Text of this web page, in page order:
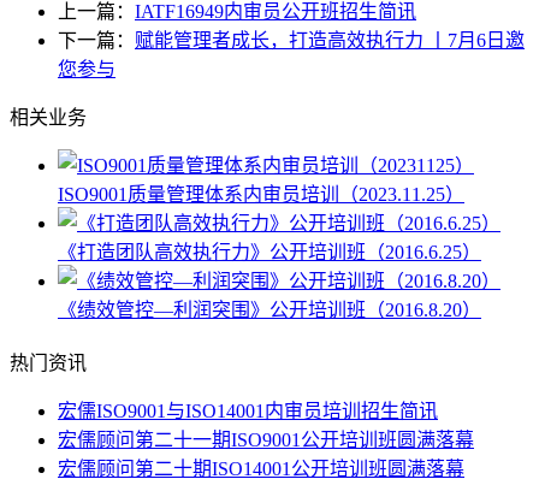
上一篇： IATF16949内审员公开班招生简讯
下一篇： 赋能管理者成长，打造高效执行力 丨7月6日邀
您参与
相关业务
ISO9001质量管理体系内审员培训（2023.11.25）
《打造团队高效执行力》公开培训班（2016.6.25）
《绩效管控—利润突围》公开培训班（2016.8.20）
热门资讯
宏儒ISO9001与ISO14001内审员培训招生简讯
宏儒顾问第二十一期ISO9001公开培训班圆满落幕
宏儒顾问第二十期ISO14001公开培训班圆满落幕